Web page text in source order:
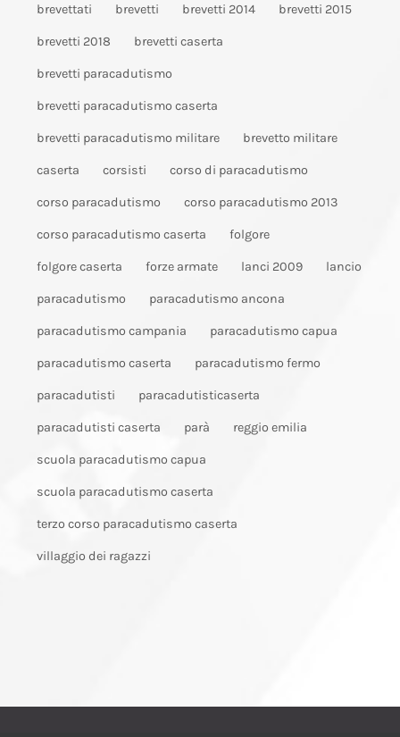
brevettati brevetti brevetti 2014 brevetti 2015
brevetti 2018 brevetti caserta
brevetti paracadutismo
brevetti paracadutismo caserta
brevetti paracadutismo militare brevetto militare
caserta corsisti corso di paracadutismo
corso paracadutismo corso paracadutismo 2013
corso paracadutismo caserta folgore
folgore caserta forze armate lanci 2009 lancio
paracadutismo paracadutismo ancona
paracadutismo campania paracadutismo capua
paracadutismo caserta paracadutismo fermo
paracadutisti paracadutisticaserta
paracadutisti caserta parà reggio emilia
scuola paracadutismo capua
scuola paracadutismo caserta
terzo corso paracadutismo caserta
villaggio dei ragazzi